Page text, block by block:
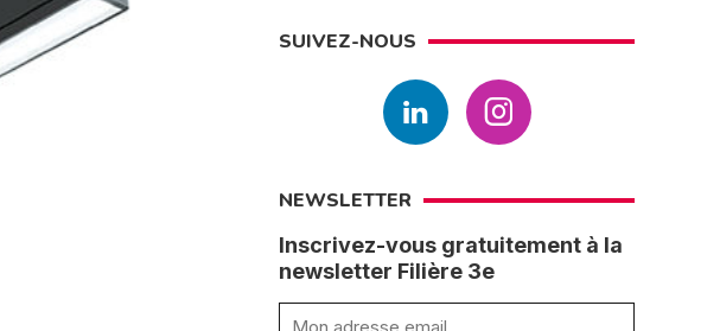
SUIVEZ-NOUS
NEWSLETTER
Inscrivez-vous gratuitement à la
newsletter Filière 3e